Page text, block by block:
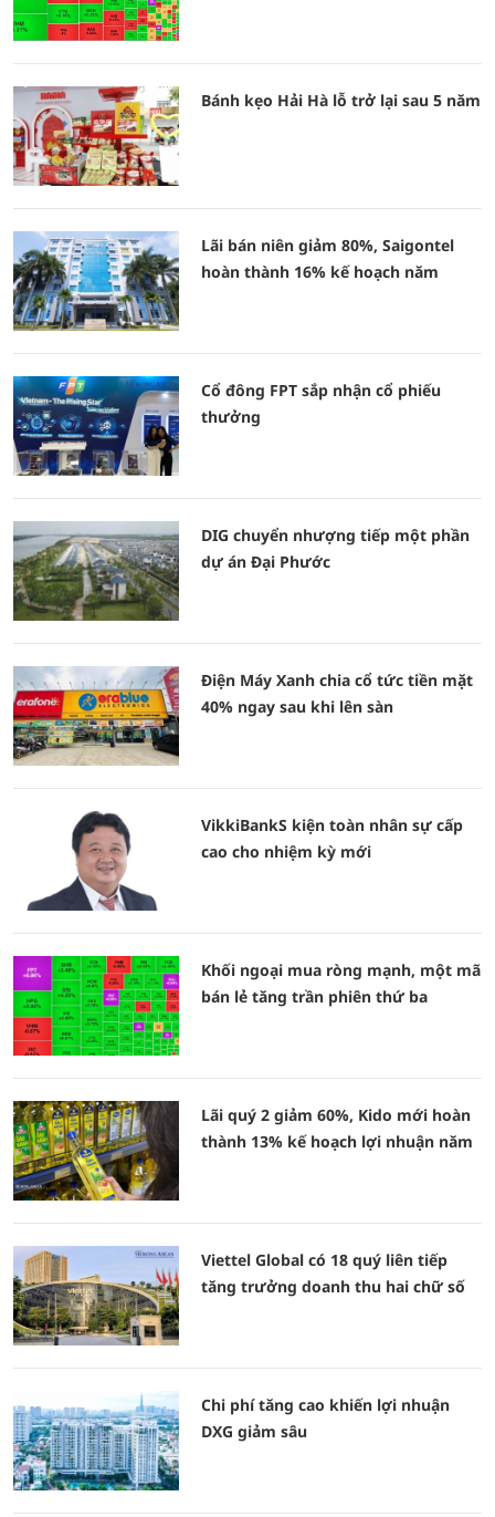
Bánh kẹo Hải Hà lỗ trở lại sau 5 năm
Lãi bán niên giảm 80%, Saigontel
hoàn thành 16% kế hoạch năm
Cổ đông FPT sắp nhận cổ phiếu
thưởng
DIG chuyển nhượng tiếp một phần
dự án Đại Phước
Điện Máy Xanh chia cổ tức tiền mặt
40% ngay sau khi lên sàn
VikkiBankS kiện toàn nhân sự cấp
cao cho nhiệm kỳ mới
Khối ngoại mua ròng mạnh, một mã
bán lẻ tăng trần phiên thứ ba
Lãi quý 2 giảm 60%, Kido mới hoàn
thành 13% kế hoạch lợi nhuận năm
Viettel Global có 18 quý liên tiếp
tăng trưởng doanh thu hai chữ số
Chi phí tăng cao khiến lợi nhuận
DXG giảm sâu